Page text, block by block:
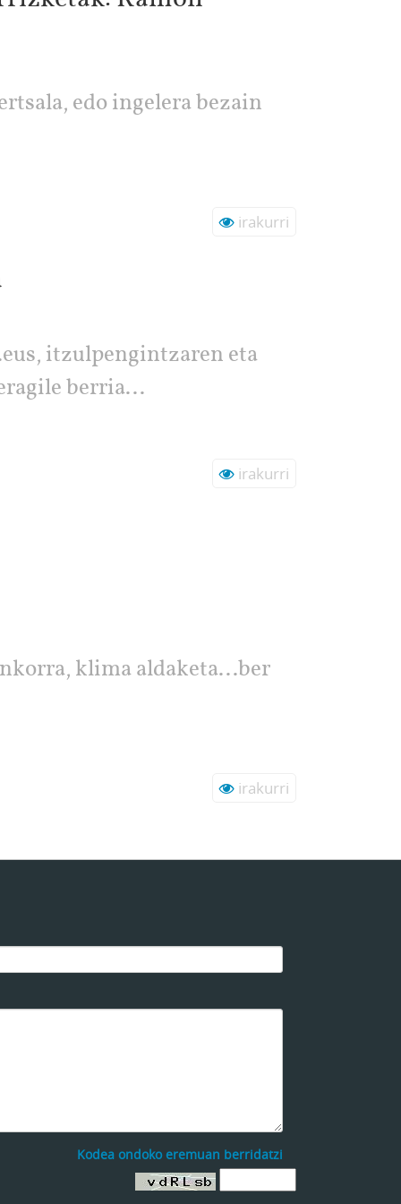
edo ingelera bezain
irakurri
itzulpengintzaren eta
berria...
irakurri
klima aldaketa...ber
irakurri
Kodea ondoko eremuan berridatzi